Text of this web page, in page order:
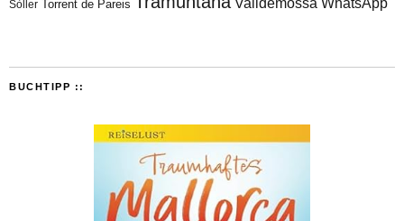
Sòller Torrent de Pareis
BUCHTIPP ::